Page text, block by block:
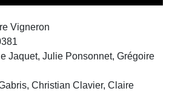
Vigneron
Jaquet, Julie Ponsonnet, Grégoire
Christian Clavier, Claire